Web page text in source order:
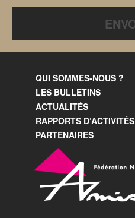
QUI SOMMES-NOUS ?
LES BULLETINS
ACTUALITÉS
RAPPORTS D’ACTIVITÉS
PARTENAIRES